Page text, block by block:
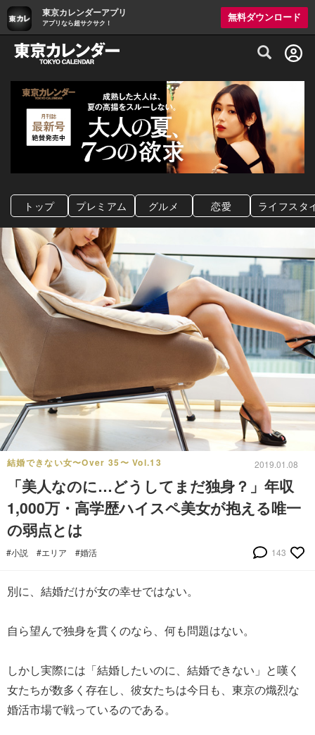
東京カレンダーアプリ
アプリなら超サクサク！
無料ダウンロード
グルメ情報・プレミアムレストラン予約
トップ プレミアム グルメ 恋愛 ライフスタ
結婚できない女〜Over 35〜 Vol.13 2019.01.08
「美人なのに…どうしてまだ独身？」年収
1,000万・高学歴ハイスペ美女が抱える唯一
の弱点とは
#小説 #エリア #婚活 143
別に、結婚だけが女の幸せではない。
自ら望んで独身を貫くのなら、何も問題はない。
しかし実際には「結婚したいのに、結婚できない」と嘆く
女たちが数多く存在し、彼女たちは今日も、東京の熾烈な
婚活市場で戦っているのである。